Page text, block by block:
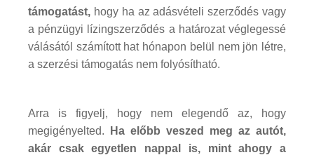
támogatást, hogy ha az adásvételi szerződés vagy
a pénzügyi lízingszerződés a határozat véglegessé
válásától számított hat hónapon belül nem jön létre,
a szerzési támogatás nem folyósítható.
Arra is figyelj, hogy nem elegendő az, hogy
megigényelted.
Ha előbb veszed meg az autót,
akár csak egyetlen nappal is, mint ahogy a